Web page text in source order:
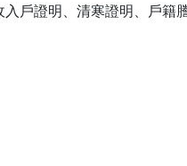
戶證明、清寒證明、戶籍